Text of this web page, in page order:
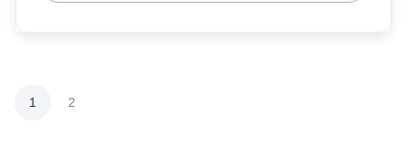
1 2